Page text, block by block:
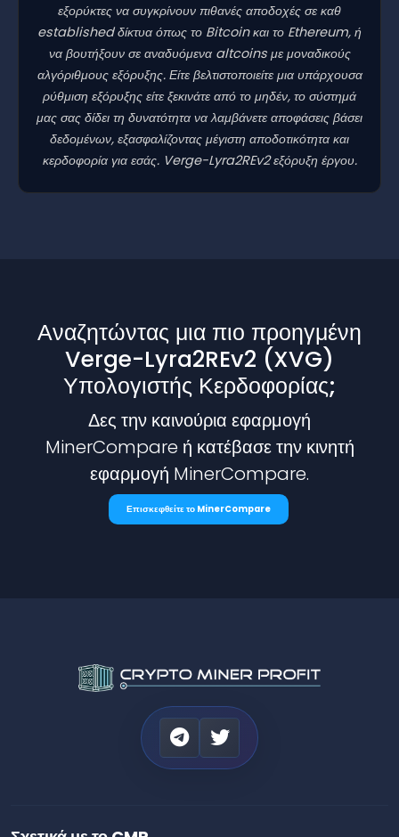
εξορύκτες να συγκρίνουν πιθανές αποδοχές σε καθ
established δίκτυα όπως το Bitcoin και το Ethereum, ή
να βουτήξουν σε αναδυόμενα altcoins με μοναδικούς
αλγόριθμους εξόρυξης. Είτε βελτιστοποιείτε μια υπάρχουσα
ρύθμιση εξόρυξης είτε ξεκινάτε από το μηδέν, το σύστημά
μας σας δίδει τη δυνατότητα να λαμβάνετε αποφάσεις βάσει
δεδομένων, εξασφαλίζοντας μέγιστη αποδοτικότητα και
κερδοφορία για εσάς. Verge-Lyra2REv2 εξόρυξη έργου.
Αναζητώντας μια πιο προηγμένη
Verge-Lyra2REv2 (XVG)
Υπολογιστής Κερδοφορίας;
Δες την καινούρια εφαρμογή
MinerCompare ή κατέβασε την κινητή
εφαρμογή MinerCompare.
Επισκεφθείτε το MinerCompare